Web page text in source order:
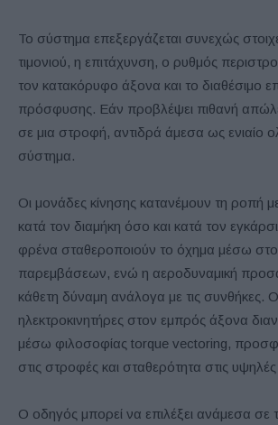
Το σύστημα επεξεργάζεται συνεχώς
τιμονιού, η επιτάχυνση, ο ρυθμός
τον κατακόρυφο άξονα και το διαθέσιμο
πρόσφυσης. Εάν προβλέψει πιθανή
σε μια στροφή, αντιδρά άμεσα ως ενιαίο
σύστημα.
Οι μονάδες κίνησης κατανέμουν τη ροπή
κατά τον διαμήκη όσο και κατά τον
φρένα σταθεροποιούν το όχημα μέσω
παρεμβάσεων, ενώ η αεροδυναμική
κάθετη δύναμη ανάλογα με τις συνθήκες.
ηλεκτροκινητήρες στον εμπρός άξονα
μέσω φιλοσοφίας torque vectoring,
στις στροφές και σταθερότητα στις υψηλές
Ο οδηγός μπορεί να επιλέξει ανάμεσα σε